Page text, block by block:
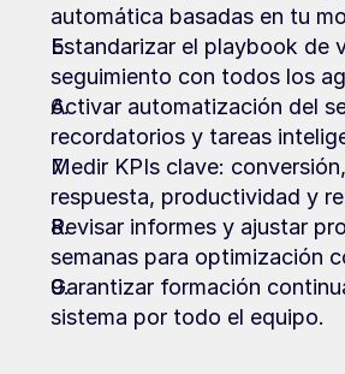
automática basadas en tu
Estandarizar el playbook de
seguimiento con todos los
Activar automatización del
recordatorios y tareas
Medir KPIs clave:
respuesta, productividad y
Revisar informes y ajustar
semanas para optimización
Garantizar formación
sistema por todo el equipo.